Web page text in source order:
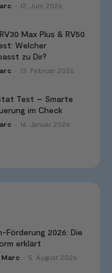
12. Juni 2026
Max Plus & RV50
Welcher
zu Dir?
13. Februar 2026
Test – Smarte
im Check
16. Januar 2026
Förderung 2026: Die
erklärt
Marc 5. August 2026